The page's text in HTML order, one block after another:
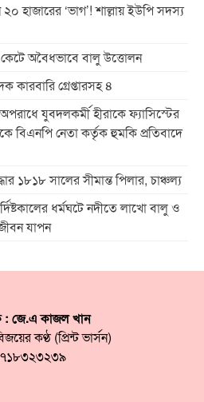
হাজারের ‘ভাগ’! শাল্লায় ইউপি সদস্য
অবৈধভাবে বালু উত্তোলন
কারবারি গ্রেপ্তারসহ ৪
যুবদলকর্মী হীরাকে ফ্যাসিস্টের
বিএনপি নেতা কর্তৃক হুমকি প্রতিবাদে
১৮১৮ সালের সীমান্ত পিলার, চাঞ্চল্য
ধর্মঘটে নদীতে লাখো বালু ও
যাপন
: জে.এ কাজল খান
কণ্ঠ (প্রিন্ট ভার্সন)